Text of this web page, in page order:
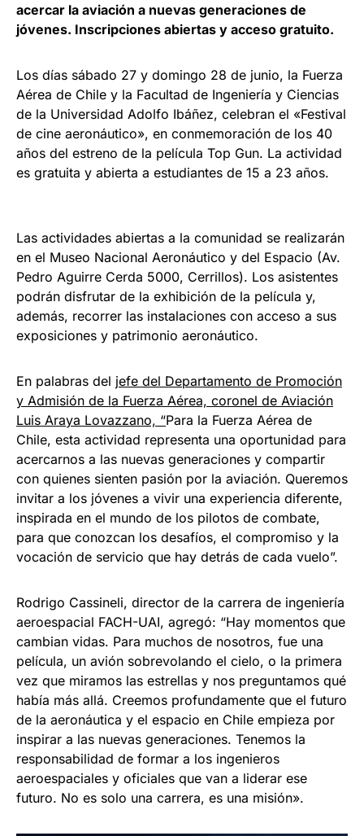
acercar la aviación a nuevas generaciones de
jóvenes. Inscripciones abiertas y acceso gratuito.
Los días sábado 27 y domingo 28 de junio, la Fuerza
Aérea de Chile y la Facultad de Ingeniería y Ciencias
de la Universidad Adolfo Ibáñez, celebran el «Festival
de cine aeronáutico», en conmemoración de los 40
años del estreno de la película Top Gun. La actividad
es gratuita y abierta a estudiantes de 15 a 23 años.
Las actividades abiertas a la comunidad se realizarán
en el Museo Nacional Aeronáutico y del Espacio (Av.
Pedro Aguirre Cerda 5000, Cerrillos). Los asistentes
podrán disfrutar de la exhibición de la película y,
además, recorrer las instalaciones con acceso a sus
exposiciones y patrimonio aeronáutico.
En palabras del jefe del Departamento de Promoción
y Admisión de la Fuerza Aérea, coronel de Aviación
Luis Araya Lovazzano, “Para la Fuerza Aérea de
Chile, esta actividad representa una oportunidad para
acercarnos a las nuevas generaciones y compartir
con quienes sienten pasión por la aviación. Queremos
invitar a los jóvenes a vivir una experiencia diferente,
inspirada en el mundo de los pilotos de combate,
para que conozcan los desafíos, el compromiso y la
vocación de servicio que hay detrás de cada vuelo”.
Rodrigo Cassineli, director de la carrera de ingeniería
aeroespacial FACH-UAI, agregó: “Hay momentos que
cambian vidas. Para muchos de nosotros, fue una
película, un avión sobrevolando el cielo, o la primera
vez que miramos las estrellas y nos preguntamos qué
había más allá. Creemos profundamente que el futuro
de la aeronáutica y el espacio en Chile empieza por
inspirar a las nuevas generaciones. Tenemos la
responsabilidad de formar a los ingenieros
aeroespaciales y oficiales que van a liderar ese
futuro. No es solo una carrera, es una misión».